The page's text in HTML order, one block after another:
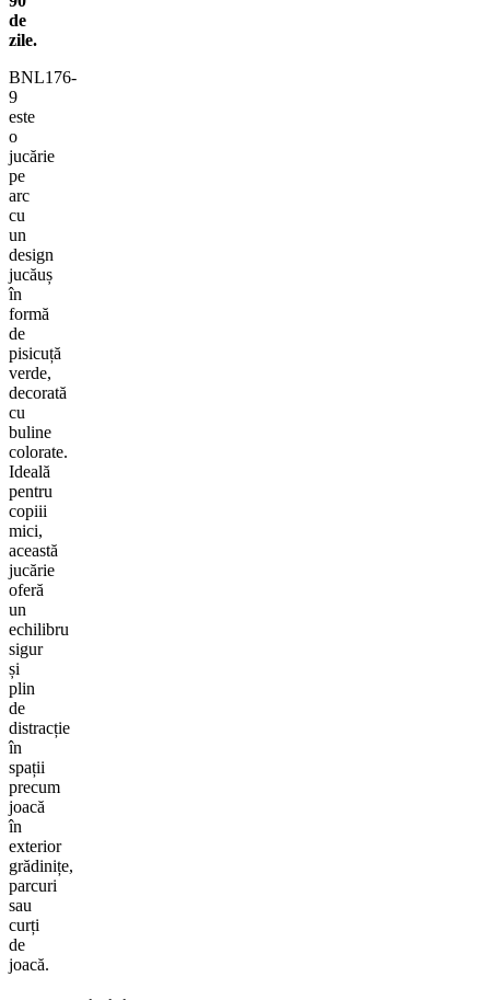
de
zile.
BNL176-
9
este
o
jucărie
pe
arc
cu
un
design
jucăuș
în
formă
de
pisicuță
verde,
decorată
cu
buline
colorate.
Ideală
pentru
copiii
mici,
această
jucărie
oferă
un
echilibru
sigur
și
plin
de
distracție
în
spații
precum
joacă
în
exterior
grădinițe,
parcuri
sau
curți
de
joacă.